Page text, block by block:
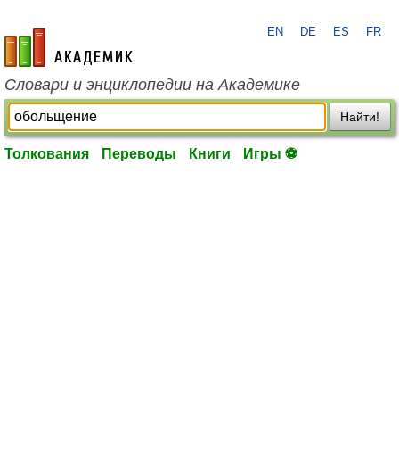
academic.ru
EN DE ES FR
Словари и энциклопедии на Академике
Найти!
Толкования Переводы Книги Игры ⚽